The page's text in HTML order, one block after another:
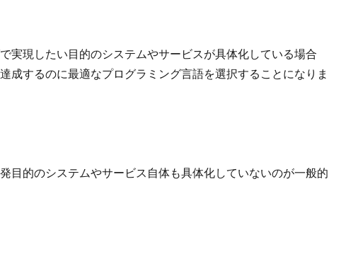
実現したい目的のシステムやサービスが具体化している場合
成するのに最適なプログラミング言語を選択することになりま
目的のシステムやサービス自体も具体化していないのが一般的